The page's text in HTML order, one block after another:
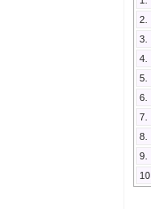
2.
3.
4.
5.
6.
7.
8.
9.
10.